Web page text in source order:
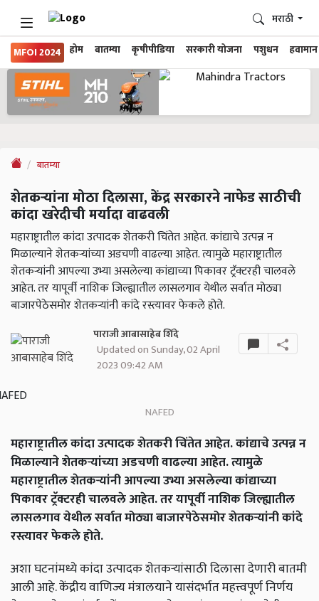
MFOI 2024 होम बातम्या कृषीपीडिया सरकारी योजना पशुधन हवामान
मराठी
बातम्या
शेतकऱ्यांना मोठा दिलासा, केंद्र सरकारने नाफेड साठीची
कांदा खरेदीची मर्यादा वाढवली
महाराष्ट्रातील कांदा उत्पादक शेतकरी चिंतेत आहेत. कांद्याचे उत्पन्न न
मिळाल्याने शेतकऱ्यांच्या अडचणी वाढल्या आहेत. त्यामुळे महाराष्ट्रातील
शेतकऱ्यांनी आपल्या उभ्या असलेल्या कांद्याच्या पिकावर ट्रॅक्टरही चालवले
आहेत. तर यापूर्वी नाशिक जिल्ह्यातील लासलगाव येथील सर्वात मोठ्या
बाजारपेठेसमोर शेतकऱ्यांनी कांदे रस्त्यावर फेकले होते.
पाराजी आबासाहेब शिंदे
Updated on Sunday, 02 April
2023 09:42 AM
NAFED
महाराष्ट्रातील कांदा उत्पादक शेतकरी चिंतेत आहेत. कांद्याचे उत्पन्न न
मिळाल्याने शेतकऱ्यांच्या अडचणी वाढल्या आहेत. त्यामुळे
महाराष्ट्रातील शेतकऱ्यांनी आपल्या उभ्या असलेल्या कांद्याच्या
पिकावर ट्रॅक्टरही चालवले आहेत. तर यापूर्वी नाशिक जिल्ह्यातील
लासलगाव येथील सर्वात मोठ्या बाजारपेठेसमोर शेतकऱ्यांनी कांदे
रस्त्यावर फेकले होते.
अशा घटनांमध्ये कांदा उत्पादक शेतकऱ्यांसाठी दिलासा देणारी बातमी
आली आहे. केंद्रीय वाणिज्य मंत्रालयाने यासंदर्भात महत्त्वपूर्ण निर्णय